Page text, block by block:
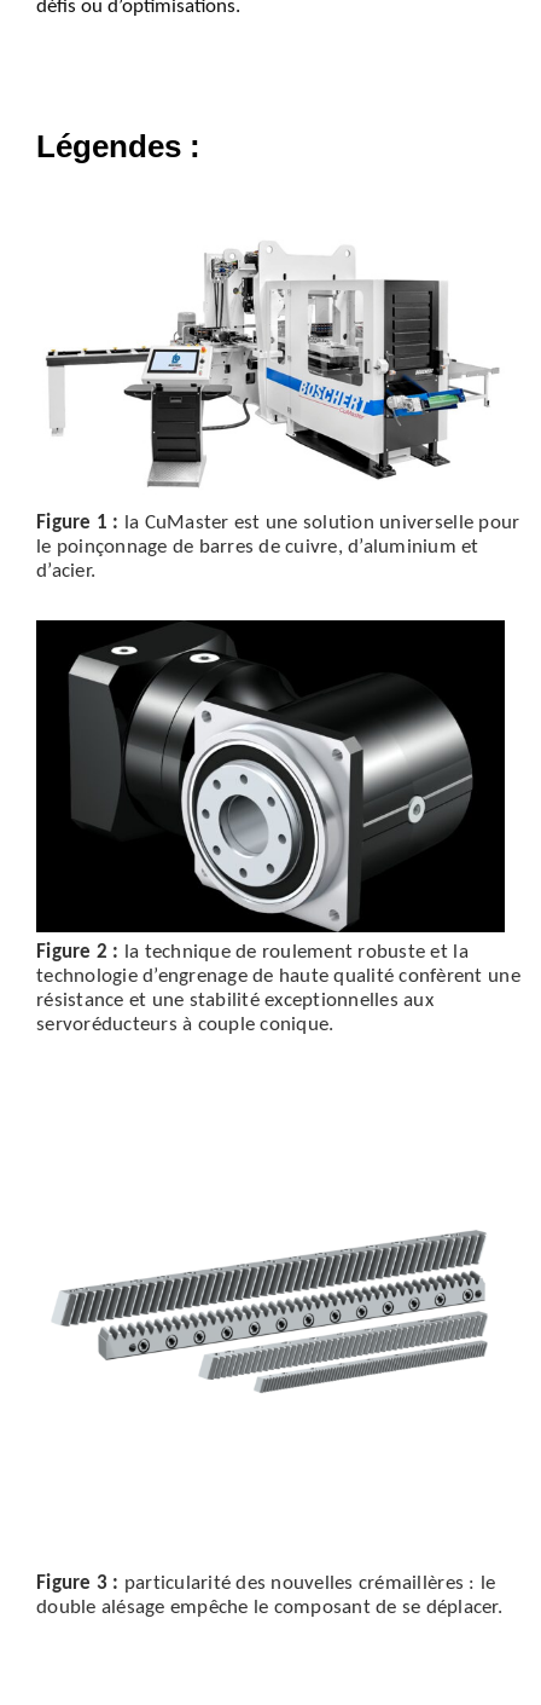
défis ou d’optimisations.
Légendes :
Figure 1 : la CuMaster est une solution universelle pour
le poinçonnage de barres de cuivre, d’aluminium et
d’acier.
Figure 2 : la technique de roulement robuste et la
technologie d’engrenage de haute qualité confèrent une
résistance et une stabilité exceptionnelles aux
servoréducteurs à couple conique.
Figure 3 : particularité des nouvelles crémaillères : le
double alésage empêche le composant de se déplacer.